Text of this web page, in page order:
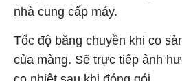
nhà cung cấp máy.
Tốc độ băng chuyền khi co
của màng. Sẽ trực tiếp ảnh